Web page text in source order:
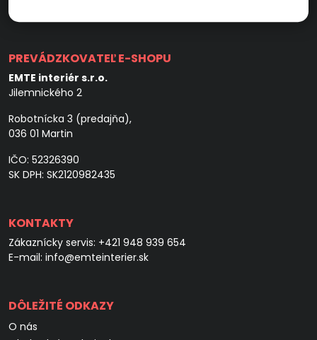
PREVÁDZKOVATEĽ E-SHOPU
EMTE interiér s.r.o.
Jilemnického 2
Robotnícka 3 (predajňa),
036 01 Martin
IČO: 52326390
SK DPH: SK2120982435
KONTAKTY
Zákaznícky servis: +421 948 939 654
E-mail: info@emteinterier.sk
DÔLEŽITÉ ODKAZY
O nás